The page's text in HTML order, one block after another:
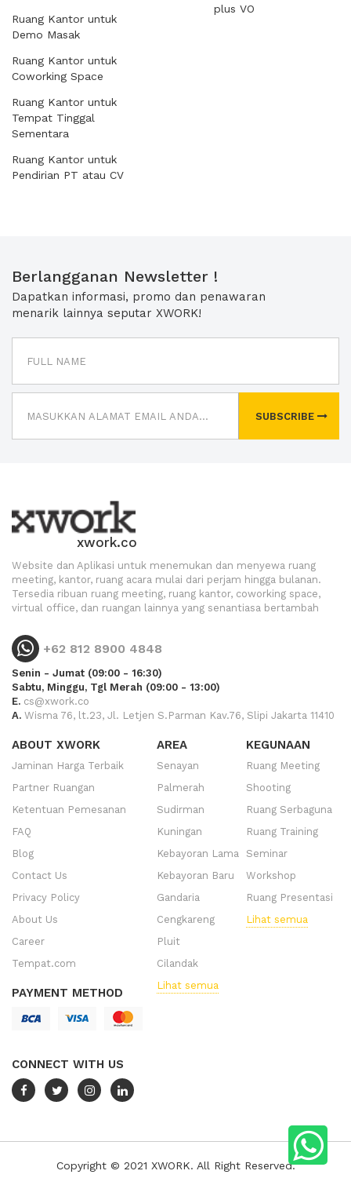
Ruang Kantor untuk
Demo Masak
Ruang Kantor untuk
Coworking Space
Ruang Kantor untuk
Tempat Tinggal
Sementara
Ruang Kantor untuk
Pendirian PT atau CV
plus VO
Berlangganan Newsletter !
Dapatkan informasi, promo dan penawaran
menarik lainnya seputar XWORK!
SUBSCRIBE
xwork.co
Website dan Aplikasi untuk menemukan dan menyewa ruang
meeting, kantor, ruang acara mulai dari perjam hingga bulanan.
Tersedia ribuan ruang meeting, ruang kantor, coworking space,
virtual office, dan ruangan lainnya yang senantiasa bertambah
+62 812 8900 4848
Senin - Jumat (09:00 - 16:30)
Sabtu, Minggu, Tgl Merah (09:00 - 13:00)
E. cs@xwork.co
A. Wisma 76, lt.23, Jl. Letjen S.Parman Kav.76, Slipi Jakarta 11410
ABOUT XWORK
Jaminan Harga Terbaik
Partner Ruangan
Ketentuan Pemesanan
FAQ
Blog
Contact Us
Privacy Policy
About Us
Career
Tempat.com
PAYMENT METHOD
CONNECT WITH US
AREA
Senayan
Palmerah
Sudirman
Kuningan
Kebayoran Lama
Kebayoran Baru
Gandaria
Cengkareng
Pluit
Cilandak
Lihat semua
KEGUNAAN
Ruang Meeting
Shooting
Ruang Serbaguna
Ruang Training
Seminar
Workshop
Ruang Presentasi
Lihat semua
Copyright © 2021 XWORK. All Right Reserved.